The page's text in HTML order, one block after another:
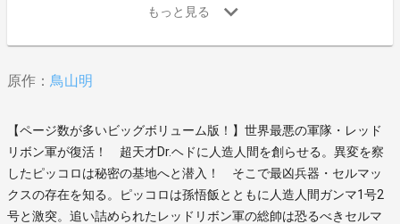
原作： 鳥山明
【ページ数が多いビッグボリューム版！】世界最悪の軍隊・レッド
リボン軍が復活！ 超天才Dr.ヘドに人造人間を創らせる。異変を察
したピッコロは秘密の基地へと潜入！ そこで最凶兵器・セルマッ
クスの存在を知る。ピッコロは孫悟飯とともに人造人間ガンマ1号2
号と激突。追い詰められたレッドリボン軍の総帥は恐るべきセルマ